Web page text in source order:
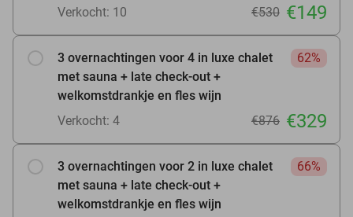
Verkocht: 10 €530 €149
3 overnachtingen voor 4 in luxe chalet
met sauna + late check-out +
welkomstdrankje en fles wijn
62%
Verkocht: 4 €876 €329
3 overnachtingen voor 2 in luxe chalet
met sauna + late check-out +
welkomstdrankje en fles wijn
66%